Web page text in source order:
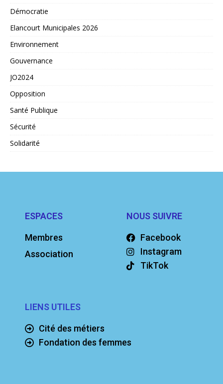
Démocratie
Elancourt Municipales 2026
Environnement
Gouvernance
JO2024
Opposition
Santé Publique
Sécurité
Solidarité
ESPACES
Membres
Association
NOUS SUIVRE
Facebook
Instagram
TikTok
LIENS UTILES
Cité des métiers
Fondation des femmes